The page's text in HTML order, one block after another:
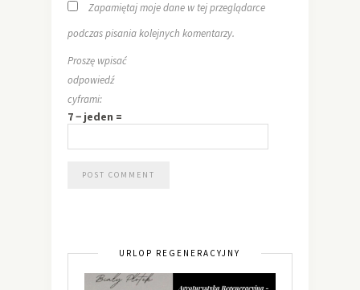
Zapamiętaj moje dane w tej przeglądarce
podczas pisania kolejnych komentarzy.
Proszę wpisać
odpowiedź
cyframi:
7 − jeden =
URLOP REGENERACYJNY